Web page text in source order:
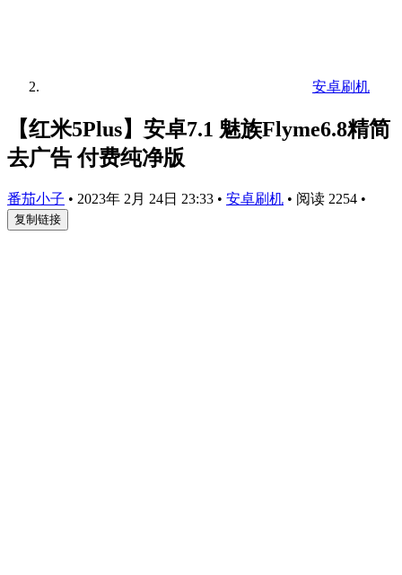
安卓刷机
【红米5Plus】安卓7.1 魅族Flyme6.8精简
去广告 付费纯净版
番茄小子 • 2023年 2月 24日 23:33 • 安卓刷机 • 阅读 2254 •
复制链接